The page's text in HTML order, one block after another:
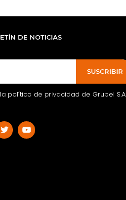
DE NOTICIAS
SUSCRIBIR
política de privacidad de Grupel S.A